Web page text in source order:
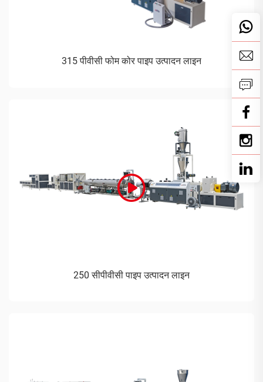
315 पीवीसी फोम कोर पाइप उत्पादन लाइन
250 सीपीवीसी पाइप उत्पादन लाइन